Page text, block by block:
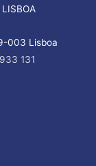
003 Lisboa
131